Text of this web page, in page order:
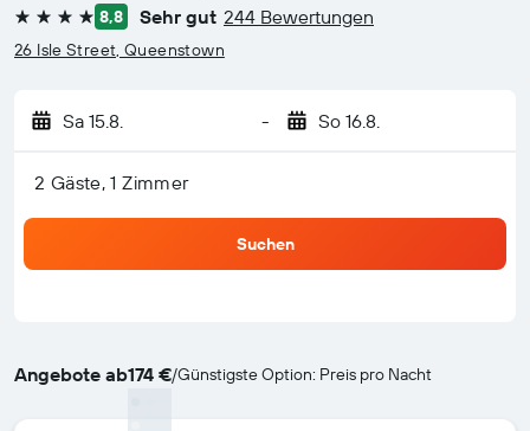
4 Sterne 8,8 Sehr gut 244 Bewertungen
26 Isle Street, Queenstown
Sa 15.8. - So 16.8.
2 Gäste, 1 Zimmer
Suchen
Angebote ab174 €/Günstigste Option: Preis pro Nacht